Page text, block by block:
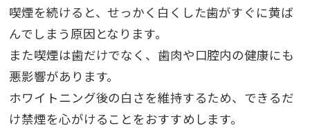
喫煙を続けると、せっかく白くした歯がすぐに黄ば
んでしまう原因となります。
また喫煙は歯だけでなく、歯肉や口腔内の健康にも
悪影響があります。
ホワイトニング後の白さを維持するため、できるだ
け禁煙を心がけることをおすすめします。